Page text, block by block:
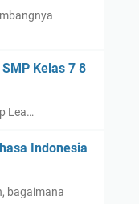
Kelas 7 8
Lea…
Indonesia
bagaimana